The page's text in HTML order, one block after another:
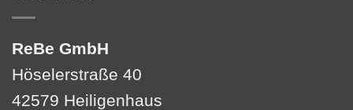
ReBe GmbH
Höselerstraße 40
42579 Heiligenhaus